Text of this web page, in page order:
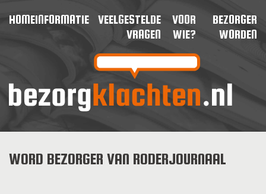
HOMEINFORMATIE
VEELGESTELDE
VRAGEN
VOOR
WIE?
BEZORGER
WORDEN
WORD BEZORGER VAN RODERJOURNAAL